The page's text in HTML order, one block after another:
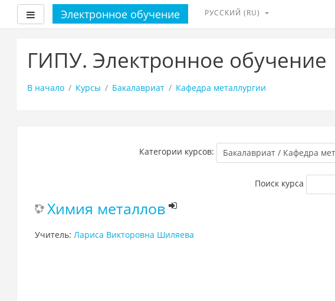
Боковая панель
Электронное обучение РУССКИЙ ‎(RU)‎
ГИПУ. Электронное обучение
В начало Курсы Бакалавриат Кафедра металлургии
Категории курсов:
Поиск курса
Химия металлов
Учитель: Лариса Викторовна Шиляева